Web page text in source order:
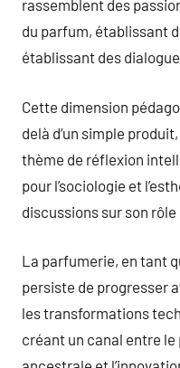
rassemblent des
du parfum, établissant
établissant des
Cette dimension
delà d’un simple
thème de réflexion
pour l’sociologie et
discussions sur son
La parfumerie, en tant
persiste de progresser
les transformations
créant un canal entre